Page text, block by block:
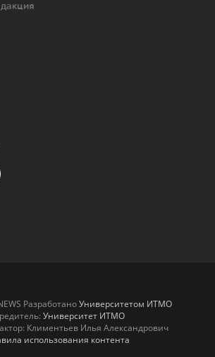
РазработаноУниверситетом ИТМО
Университет ИТМО
Климентьев Илья Александрович
использования контента